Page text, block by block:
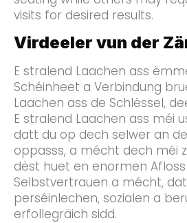
visits for desired results.
Virdeeler vun der
E stralend Laachen ass
Schéinheet a Verbindung
Laachen ass de Schlëssel,
E stralend Laachen ass méi
datt du op dech selwer an
oppasss, a mécht dech méi
dëst huet en enormen
Selbstvertrauen a mécht,
perséinlechen, sozialen a
erfollegräich sidd.